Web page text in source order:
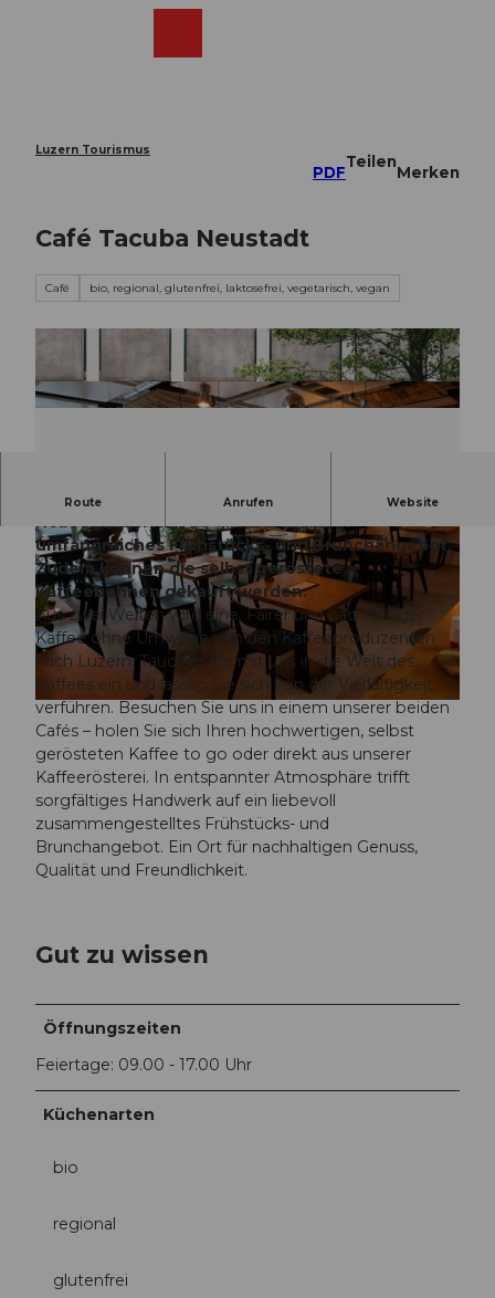
Luzern Tourismus
PDF
Teilen
Merken
Café Tacuba Neustadt
Café bio, regional, glutenfrei, laktosefrei, vegetarisch, vegan
© Café Tacuba Neustadt |CC-BY-NC-ND
© Café Tacuba Neustadt | CC-BY-NC-ND
Route Anrufen Website
Das Cafe Tacuba Neustadt ist ein Specialty Café.
Nebst gutem Kaffee gibt es auch ein
umfangreiches Frühstücks- und Brunchangebot.
Zudem können die selbst geröstete
Kaffeebohnen gekauft werden.
Aus zwei Welten wird eine. Fairer und nachhaltiger
Kaffee ohne Umwege von den Kaffeeproduzenten
nach Luzern. Tauchen Sie mit uns in die Welt des
Kaffees ein und lassen Sie sich von der Vielfältigkeit
verführen. Besuchen Sie uns in einem unserer beiden
Cafés – holen Sie sich Ihren hochwertigen, selbst
gerösteten Kaffee to go oder direkt aus unserer
Kaffeerösterei. In entspannter Atmosphäre trifft
sorgfältiges Handwerk auf ein liebevoll
zusammengestelltes Frühstücks- und
Brunchangebot. Ein Ort für nachhaltigen Genuss,
Qualität und Freundlichkeit.
Gut zu wissen
Öffnungszeiten
Feiertage: 09.00 - 17.00 Uhr
Küchenarten
bio
regional
glutenfrei